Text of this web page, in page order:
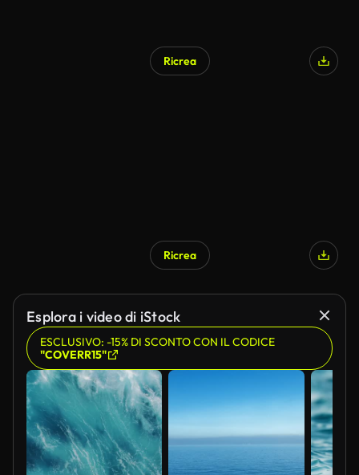
Ricrea
Generato da IA
Ricrea
Esplora i video di iStock
ESCLUSIVO: -15% DI SCONTO CON IL CODICE
"COVERR15"